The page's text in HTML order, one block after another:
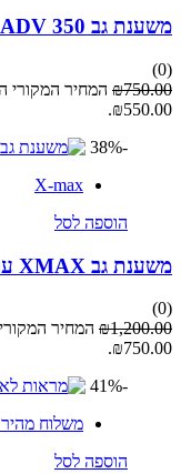
משענת גב ADV 350 ופורזה- כרית ג'יל גדולה ונוחה
(0)
₪750.00 המחיר המקורי היה:
₪550.00.
-38%
X-max
הוספה לסל
משענת גב XMAX עם כרית ג'יל + ידיות אחיזה
(0)
₪1,200.00 המחיר המקורי היה:
₪750.00.
-41%
משלוח
הוספה לסל